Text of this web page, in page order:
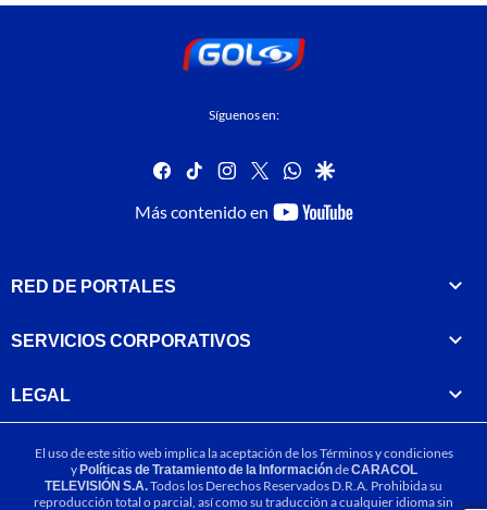
Síguenos en:
facebook
tiktok instagram
twitterwhatsapp
google
Más contenido en
youtube-
RED DE PORTALES
SERVICIOS CORPORATIVOS
LEGAL
El uso de este sitio web implica la aceptación de losTérminos y condiciones
yPolíticas de Tratamiento de la InformacióndeCARACOL
TELEVISIÓN S.A.Todos los Derechos Reservados D.R.A. Prohibida su
reproducción total o parcial, así como su traducción a cualquier idioma sin